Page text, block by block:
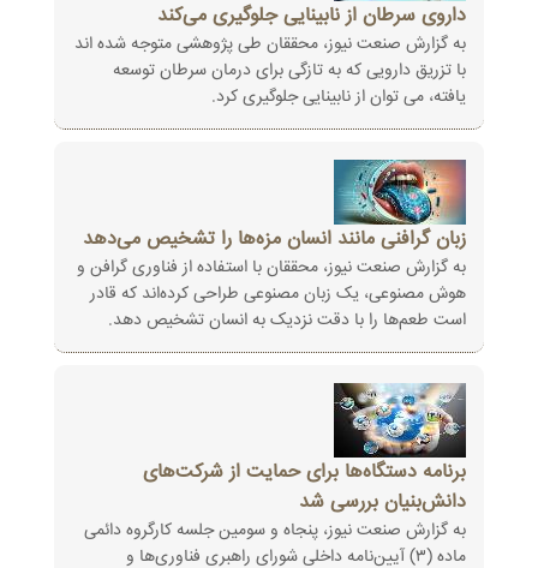
داروی سرطان از نابینایی جلوگیری می‌کند
به گزارش صنعت نیوز، محققان طی پژوهشی متوجه شده اند
با تزریق دارویی که به تازگی برای درمان سرطان توسعه
یافته، می توان از نابینایی جلوگیری کرد.
زبان گرافنی مانند انسان مزه‌ها را تشخیص می‌دهد
به گزارش صنعت نیوز، محققان با استفاده از فناوری گرافن و
هوش مصنوعی، یک زبان مصنوعی طراحی کرده‌اند که قادر
است طعم‌ها را با دقت نزدیک به انسان تشخیص دهد.
برنامه‌ دستگاه‌ها برای حمایت از شرکت‌های
دانش‌بنیان بررسی شد
به گزارش صنعت نیوز، پنجاه و سومین جلسه کارگروه دائمی
ماده (۳) آیین‌نامه داخلی شورای راهبری فناوری‌ها و